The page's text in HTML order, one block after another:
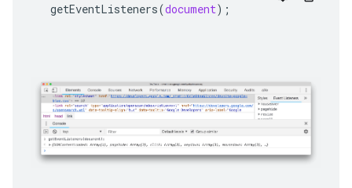
getEventListeners(document);